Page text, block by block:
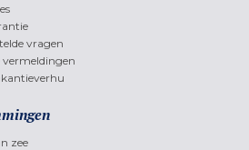
vragen
zee